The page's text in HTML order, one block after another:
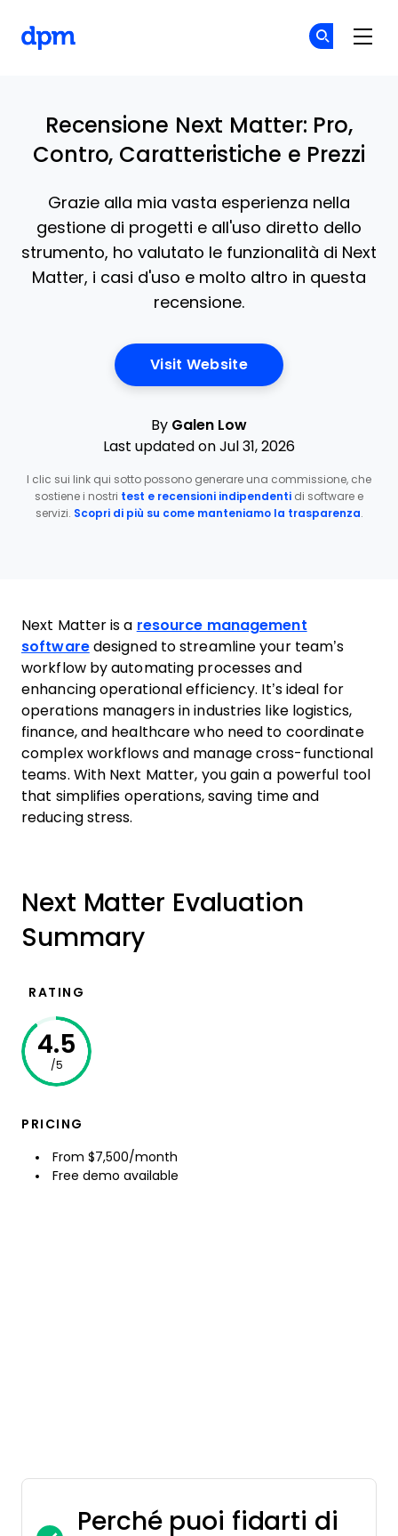
Recensione Next Matter: Pro,
Contro, Caratteristiche e Prezzi
Grazie alla mia vasta esperienza nella
gestione di progetti e all'uso diretto dello
strumento, ho valutato le funzionalità di Next
Matter, i casi d'uso e molto altro in questa
recensione.
Visit WebsiteOpens New Window
By Galen Low
Last updated on Jul 31, 2026
I clic sui link qui sotto possono generare una commissione, che
sostiene i nostri test e recensioni indipendenti di software e
servizi. Scopri di più su come manteniamo la trasparenza.
Next Matter is a resource management
softwaredesigned to streamline your team’s
workflow by automating processes and
enhancing operational efficiency. It’s ideal for
operations managers in industries like logistics,
finance, and healthcare who need to coordinate
complex workflows and manage cross-functional
teams. With Next Matter, you gain a powerful tool
that simplifies operations, saving time and
reducing stress.
Next Matter Evaluation
Summary
RATING
4.5
/5
PRICING
From $7,500/month
Free demo available
Perché puoi fidarti di